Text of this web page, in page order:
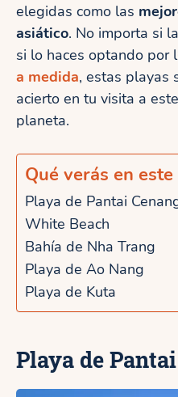
elegidas como las
asiático. No importa si
si lo haces optando por
a medida, estas playas
acierto en tu visita a
planeta.
Qué verás en
Playa de Pantai
White Beach
Bahía de Nha Trang
Playa de Ao Nang
Playa de Kuta
Playa de